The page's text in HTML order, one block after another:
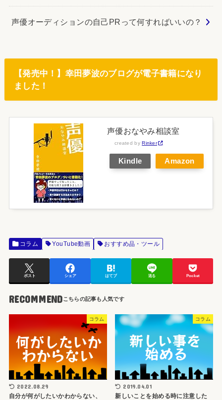
声優オーディションの自己PRって何すればいいの？
【発売中！】幸田夢波のブログが電子書籍になり
ました！
声優おなやみ相談室
created byRinker
Kindle Amazon
コラム YouTube動画 おすすめ品・ツール
ポスト シェア はてブ 送る Pocket
RECOMMEND
コラム
2022.08.29
自分が何がしたいかわからない、
コラム
2019.04.01
新しいことを始める時に注意した